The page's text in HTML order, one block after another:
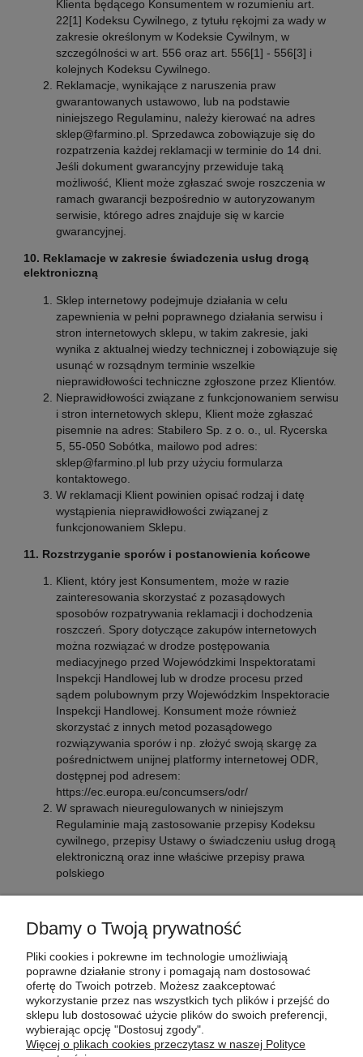
Klienta będącego Konsumentem w rozumieniu art.
22[1] Kodeksu Cywilnego, z tytułu rękojmi za wady w
zakresie określonym w Kodeksie Cywilnym, w
szczególności w art. 556 oraz art. 556[1] - 556[3] i
kolejnych Kodeksu Cywilnego.
Reklamacje, wynikające z naruszenia praw
gwarantowanych ustawowo, lub na podstawie
niniejszego Regulaminu, należy kierować na adres
sklep@farmino.pl. Sprzedawca zobowiązuje się do
rozpatrzenia każdej reklamacji w terminie do 14 dni.
Jeśli dokument gwarancyjny przewiduje taką
możliwość, Klient może zgłaszać swoje roszczenia w
ramach gwarancji bezpośrednio w autoryzowanym
serwisie, którego adres znajduje się w karcie
gwarancyjnej.
10. Reklamacje w zakresie świadczenia usług drogą
elektroniczną
Sklep internetowy podejmuje działania w celu
zapewnienia w pełni poprawnego działania serwisu i
stron internetowych sklepu, w takim zakresie, jaki
wynika z aktualnej wiedzy technicznej i zobowiązuje się
usunąć w rozsądnym terminie wszelkie
nieprawidłowości techniczne zgłoszone przez Klientów.
Nieprawidłowości związane z funkcjonowaniem serwisu
i stron internetowych sklepu, Klient może zgłaszać
pisemnie na adres: Stabilero Sp. z o. o., ul. Rycerska
5, 55-050 Sobótka, mailowo pod adres:
sklep@farmino.pl lub przy użyciu formularza
kontaktowego.
W reklamacji Klient powinien opisać rodzaj i datę
wystąpienia nieprawidłowości związanej z
funkcjonowaniem Sklepu.
11. Rozstrzyganie sporów i postanowienia końcowe
Klient, który jest Konsumentem, może w razie
zainteresowania skorzystać z pozasądowych
sposobów rozpatrywania reklamacji i dochodzenia
roszczeń. Spory dotyczące zakupów internetowych
można rozwiązać w drodze postępowania
mediacyjnego przed Wojewódzkimi Inspektoratami
Inspekcji Handlowej lub w drodze procesu przed
sądem polubownym przy Wojewódzkim Inspektoracie
Inspekcji Handlowej. Konsument może również
skorzystać z innych metod pozasądowego
rozwiązywania sporów i np. złożyć swoją skargę za
pośrednictwem unijnej platformy internetowej ODR,
dostępnej pod adresem:
https://ec.europa.eu/concumsers/odr/
W sprawach nieuregulowanych w niniejszym
Regulaminie mają zastosowanie przepisy Kodeksu
cywilnego, przepisy Ustawy o świadczeniu usług drogą
elektroniczną oraz inne właściwe przepisy prawa
polskiego
POMOC
MOJE KONTO
Dbamy o Twoją prywatność
Pliki cookies i pokrewne im technologie umożliwiają
poprawne działanie strony i pomagają nam dostosować
ofertę do Twoich potrzeb. Możesz zaakceptować
wykorzystanie przez nas wszystkich tych plików i przejść do
sklepu lub dostosować użycie plików do swoich preferencji,
wybierając opcję "Dostosuj zgody".
Więcej o plikach cookies przeczytasz w naszej Polityce